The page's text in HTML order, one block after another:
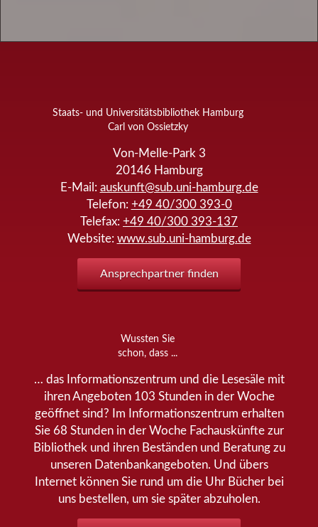
Staats- und Universitätsbibliothek Hamburg
Carl von Ossietzky
Von-Melle-Park 3
20146 Hamburg
E-Mail: auskunft@sub.uni-hamburg.de
Telefon: +49 40/300 393-0
Telefax: +49 40/300 393-137
Website: www.sub.uni-hamburg.de
Ansprechpartner finden
Wussten Sie
schon, dass ...
… das Informationszentrum und die Lesesäle mit
ihren Angeboten 103 Stunden in der Woche
geöffnet sind? Im Informationszentrum erhalten
Sie 68 Stunden in der Woche Fachauskünfte zur
Bibliothek und ihren Beständen und Beratung zu
unseren Datenbankangeboten. Und übers
Internet können Sie rund um die Uhr Bücher bei
uns bestellen, um sie später abzuholen.